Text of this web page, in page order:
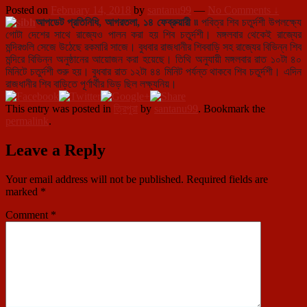
Posted on February 14, 2018 by santanu99 — No Comments ↓
আপডেট প্রতিনিধি, আগরতলা, ১৪ ফেব্রুয়ারী ৷৷ পবিত্র শিব চতুর্দশী উপলক্ষ্যে
গোটা দেশের সাথে রাজ্যেও পালন করা হয় শিব চতুর্দশী। মঙ্গলবার থেকেই রাজ্যের
মন্দিরগুলি সেজে উঠেছে রকমারি সাজে। বুধবার রাজধানীর শিববাড়ি সহ রাজ্যের বিভিন্ন শিব
মন্দিরে বিভিন্ন অনুষ্ঠানের আয়োজন করা হয়েছে। তিথি অনুযায়ী মঙ্গলবার রাত ১০টা ৪০
মিনিটে চতুর্দশী শুরু হয়। বুধবার রাত ১২টা ৪৪ মিনিট পর্যন্ত থাকবে শিব চতুর্দশী। এদিন
রাজধানীর শিব বাড়িতে পূর্ণার্থীর ভিড় ছিল লক্ষ্যনিয়।
This entry was posted in ত্রিপুরা by santanu99. Bookmark the
permalink.
Leave a Reply
Your email address will not be published. Required fields are
marked *
Comment *